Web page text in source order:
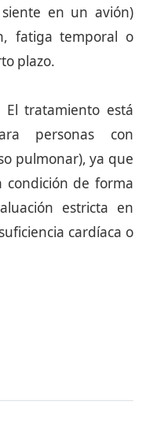
en un avión)
fatiga temporal o
plazo.
El tratamiento está
personas con
pulmonar), ya que
condición de forma
estricta en
cardíaca o